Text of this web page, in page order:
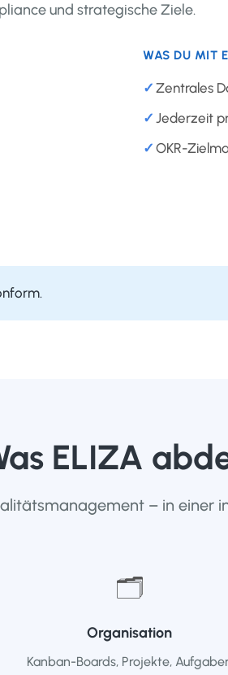
und strategische Ziele.
WAS DU MIT
Zentrales
Jederzeit
OKR-
ELIZA
– in einer
🗂
Organisation
Kanban-Boards, Projekte,